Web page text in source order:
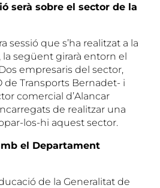
serà sobre el sector de la
sessió que s’ha realitzat a la
següent girarà entorn el
empresaris del sector,
de Transports Bernadet- i
comercial d’Alancar
de realitzar una
los-hi aquest sector.
el Departament
de la Generalitat de